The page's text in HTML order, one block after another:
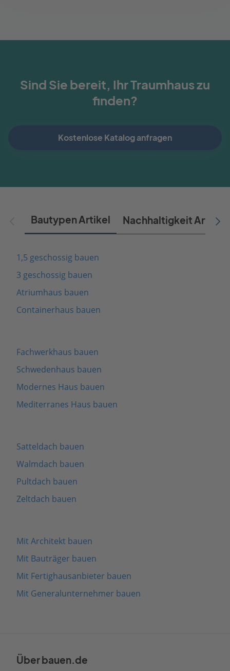
Sind Sie bereit, Ihr Traumhaus zu
finden?
Kostenlose Katalog anfragen
Bautypen Artikel Nachhaltigkeit Artikel
1,5 geschossig bauen
3 geschossig bauen
Atriumhaus bauen
Containerhaus bauen
Fachwerkhaus bauen
Schwedenhaus bauen
Modernes Haus bauen
Mediterranes Haus bauen
Satteldach bauen
Walmdach bauen
Pultdach bauen
Zeltdach bauen
Mit Architekt bauen
Mit Bauträger bauen
Mit Fertighausanbieter bauen
Mit Generalunternehmer bauen
Über bauen.de